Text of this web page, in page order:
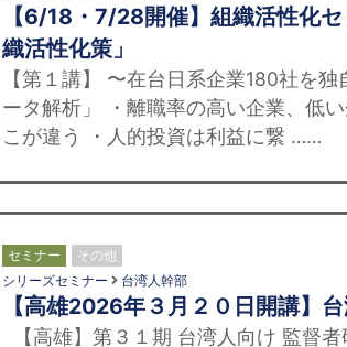
【6/18・7/28開催】組織活性化
織活性化策」
【第１講】 〜在台日系企業180社を
ータ解析」 ・離職率の高い企業、低
こが違う ・人的投資は利益に繋 ……
セミナー その他
シリーズセミナー 台湾人幹部
【高雄2026年３月２０日開講】
【高雄】第３１期 台湾人向け 監督